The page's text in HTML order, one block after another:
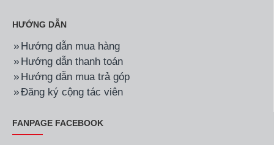
HƯỚNG DẪN
Hướng dẫn mua hàng
Hướng dẫn thanh toán
Hướng dẫn mua trả góp
Đăng ký cộng tác viên
FANPAGE FACEBOOK